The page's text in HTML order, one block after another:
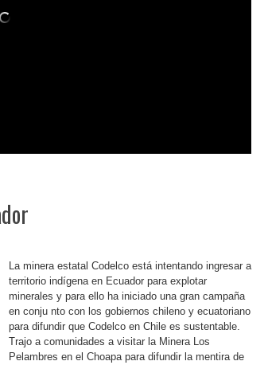
La minera estatal Codelco está intentando ingresar a
territorio indígena en Ecuador para explotar
minerales y para ello ha iniciado una gran campaña
en conju nto con los gobiernos chileno y ecuatoriano
para difundir que Codelco en Chile es sustentable.
Trajo a comunidades a visitar la Minera Los
Pelambres en el Choapa para difundir la mentira de